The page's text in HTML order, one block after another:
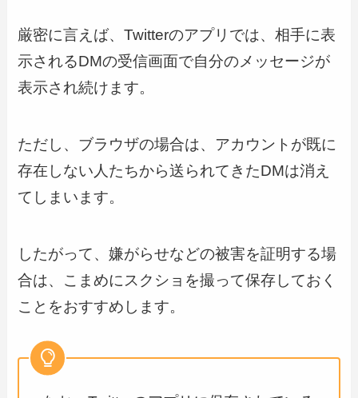
厳密に言えば、Twitterのアプリでは、相手に表
示されるDMの受信画面で自分のメッセージが
表示され続けます。
ただし、ブラウザの場合は、アカウントが既に
存在しない人たちから送られてきたDMは消え
てしまいます。
したがって、嫌がらせなどの被害を証明する場
合は、こまめにスクショを撮って保存しておく
ことをおすすめします。